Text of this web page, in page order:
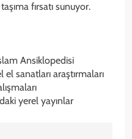
fırsatı sunuyor.
Ansiklopedisi
sanatları araştırmaları
yerel yayınlar